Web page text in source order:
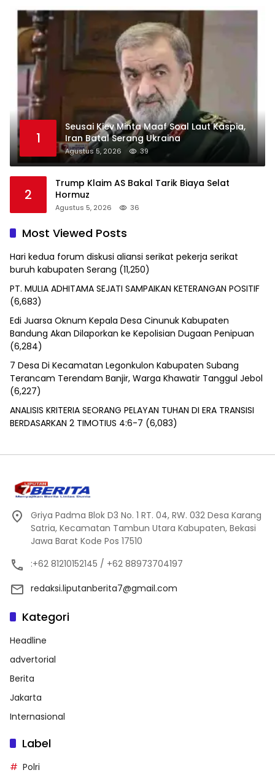
1
Seusai Kiev Minta Maaf Soal Laut Kaspia,
Iran Batal Serang Ukraina
Agustus 5, 2026 39
2
Trump Klaim AS Bakal Tarik Biaya Selat
Hormuz
Agustus 5, 2026 36
Most Viewed Posts
Hari kedua forum diskusi aliansi serikat pekerja serikat
buruh kabupaten Serang (11,250)
PT. MULIA ADHITAMA SEJATI SAMPAIKAN KETERANGAN POSITIF
(6,683)
Edi Juarsa Oknum Kepala Desa Cinunuk Kabupaten
Bandung Akan Dilaporkan ke Kepolisian Dugaan Penipuan
(6,284)
7 Desa Di Kecamatan Legonkulon Kabupaten Subang
Terancam Terendam Banjir, Warga Khawatir Tanggul Jebol
(6,227)
ANALISIS KRITERIA SEORANG PELAYAN TUHAN DI ERA TRANSISI
BERDASARKAN 2 TIMOTIUS 4:6-7 (6,083)
Griya Padma Blok D3 No. 1 RT. 04, RW. 032 Desa Karang
Satria, Kecamatan Tambun Utara Kabupaten, Bekasi
Jawa Barat Kode Pos 17510
:+62 81210152145 / +62 88973704197
redaksi.liputanberita7@gmail.com
Kategori
Headline
advertorial
Berita
Jakarta
Internasional
Label
Polri